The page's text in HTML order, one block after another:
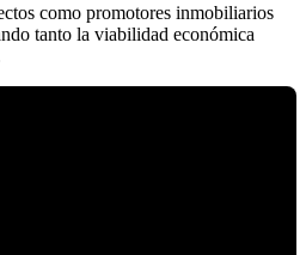
como promotores inmobiliarios
tanto la viabilidad económica